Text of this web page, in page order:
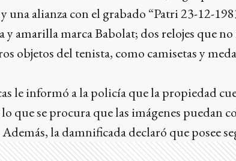
una alianza con el grabado “Patri 23-12-
y amarilla marca Babolat; dos relojes que
objetos del tenista, como camisetas y
le informó a la policía que la propiedad
que se procura que las imágenes puedan
la damnificada declaró que posee